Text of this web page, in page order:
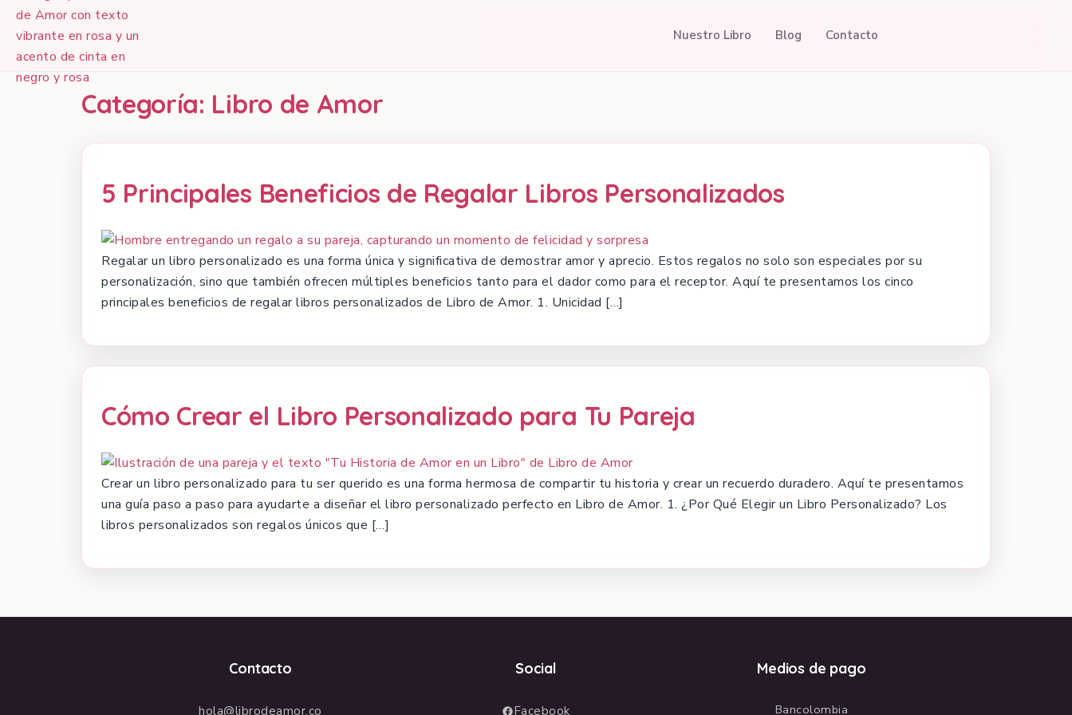
Blog
Nuestro Libro Contacto
Categoría: Libro de Amor
5 Principales Beneficios de Regalar Libros Personalizados
Regalar un libro personalizado es una forma única y significativa de demostrar amor y aprecio. Estos regalos no solo son especiales por su
personalización, sino que también ofrecen múltiples beneficios tanto para el dador como para el receptor. Aquí te presentamos los cinco
principales beneficios de regalar libros personalizados de Libro de Amor. 1. Unicidad […]
Cómo Crear el Libro Personalizado para Tu Pareja
Crear un libro personalizado para tu ser querido es una forma hermosa de compartir tu historia y crear un recuerdo duradero. Aquí te presentamos
una guía paso a paso para ayudarte a diseñar el libro personalizado perfecto en Libro de Amor. 1. ¿Por Qué Elegir un Libro Personalizado? Los
libros personalizados son regalos únicos que […]
Contacto
hola@librodeamor.co
Social
Facebook
Medios de pago
Bancolombia